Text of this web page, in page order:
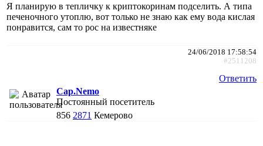
Я планирую в тепличку к криптокоринам подселить. А типа
печеночного утоплю, вот только не знаю как ему вода кислая
понравится, сам то рос на известняке
24/06/2018 17:58:54
#2511208
Ответить
Cap.Nemo
Постоянный посетитель
856 2871 Кемерово